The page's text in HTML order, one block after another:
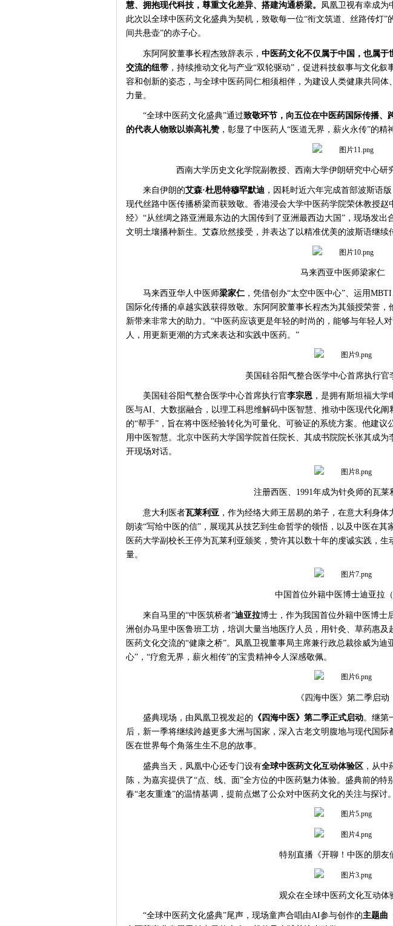
慧、拥抱现代科技，尊重文化差异、搭建沟通桥梁。 凤凰卫视有幸成为
此次以全球中医药文化盛典为契机，致敬每一位“衔文筑道、丝路传灯”
间共悬壶”的赤子心。
东阿阿胶董事长程杰致辞表示， 中医药文化不仅属于中国，也属于
交流的纽带 ，持续推动文化与产业“双轮驱动”，促进科技叙事与文化
容和创新的姿态，与全球中医药同仁相须相伴，为建设人类健康共同
力量。
“全球中医药文化盛典”通过致敬环节，向五位在中医药国际传播、
的代表人物致以崇高礼赞 ，彰显了中医药人“医道无界，薪火永传”的精
西南大学历史文化学院副教授、西南大学伊朗研究中心研
来自伊朗的艾森·杜思特穆罕默迪 ，因耗时近六年完成首部波斯语
现代丝路中医传播桥梁而获致敬。香港浸会大学中医药学院荣休教授
经》“从丝绸之路亚洲最东边的大国传到了亚洲最西边大国”，现场发
文明土壤播种新生。艾森欣然接受，并表达了以精准优美的波斯语继续
马来西亚中医师梁家仁
马来西亚华人中医师梁家仁 ，凭借创办“太空中医中心”、运用
国际化传播的卓越实践获得致敬。东阿阿胶董事长程杰为其颁授荣誉
新带来非常大的助力。“中医药应该更是年轻的时尚的，能够与年轻人
人，用更新更潮的方式来表达和实践中医药。”
美国硅谷阳气整合医学中心首席执行官
美国硅谷阳气整合医学中心首席执行官李宗恩 ，是拥有斯坦福大
医与AI、大数据融合，以理工科思维解码中医智慧、推动中医现代化
的“帮手”，旨在将中医经验转化为可量化、可验证的系统方案。他建
用中医智慧。北京中医药大学国学院首任院长、其成书院院长张其成
开现场对话。
注册西医、1991年成为针灸师的瓦莱
意大利医者瓦莱利亚 ，作为经络大师王居易的弟子，在意大利身
朗读“写给中医的信”，展现其从技艺到生命哲学的领悟，以及中医在其
医药大学副校长王停为瓦莱利亚颁奖，赞许其以数十年的虔诚实践，生
量。
中国首位外籍中医博士迪亚拉（
来自马里的“中医筑桥者”迪亚拉博士，作为我国首位外籍中医博士
洲创办马里中医鲁班工坊，培训大量当地医疗人员，用针灸、草药惠及
医药文化交流的“健康之桥”。凤凰卫视董事局主席兼行政总裁徐威为迪
心”，“疗愈无界，薪火相传”的宝贵精神令人深感敬佩。
《四海中医》第二季启动
盛典现场，由凤凰卫视发起的 《四海中医》第二季正式启动。继第
后，新一季将继续跨越更多大洲与国家，深入古老文明腹地与现代国
医在世界每个角落生生不息的故事。
盛典当天，凤凰中心还专门设有全球中医药文化互动体验区 ，从
陈，为嘉宾提供了“点、线、面”全方位的中医药魅力体验。盛典前的
春“老友重逢”的温情基调，提前点燃了公众对中医药文化的关注与探讨。
特别直播《开聊！中医的朋友
观众在全球中医药文化互动体
“全球中医药文化盛典”尾声，现场童声合唱由AI参与创作的主题曲